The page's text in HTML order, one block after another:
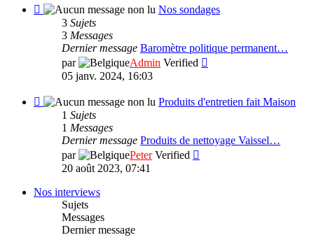
Flux
sondages
Nos sondages
3 Sujets
3 Messages
Dernier message Baromètre politique permanent…
par
Admin Verified
message
05 janv. 2024, 16:03
Flux
Produits
d'entretien
Maison
Produits d'entretien fait Maison
1 Sujets
1 Messages
Dernier message Produits de nettoyage Vaissel…
par
Peter Verified
20 août 2023, 07:41
Nos interviews
Sujets
Messages
Dernier message